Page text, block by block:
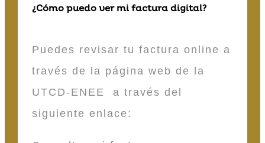
¿Cómo puedo ver mi factura digital?
Puedes revisar tu factura online a
través de la página web de la
UTCD-ENEE a través del
siguiente enlace: